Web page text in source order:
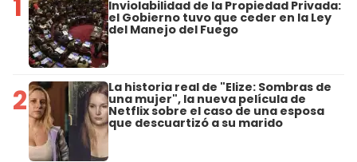
Inviolabilidad de la Propiedad Privada:
el Gobierno tuvo que ceder en la Ley
del Manejo del Fuego
2 La historia real de "Elize: Sombras de
una mujer", la nueva película de
Netflix sobre el caso de una esposa
que descuartizó a su marido